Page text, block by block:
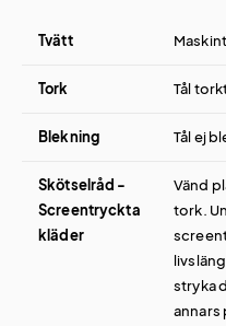
Tvätt
Tork Tål
Blekning Tål ej
Skötselråd -
Screentryckta
kläder
Vänd
tork.
stryka
annars